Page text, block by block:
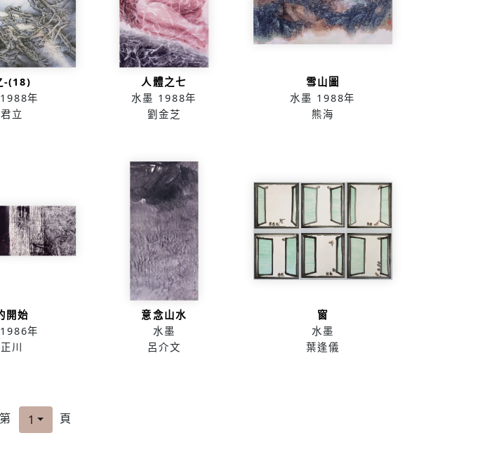
-(18)
1988年
立
人體之七
水墨 1988年
劉金芝
雪山圖
水墨 1988年
熊海
開始
1986年
川
意念山水
水墨
呂介文
窗
水墨
葉逢儀
第 1 頁